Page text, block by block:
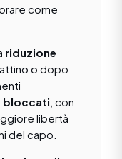
come
riduzione
o dopo
bloccati , con
libertà
del capo.